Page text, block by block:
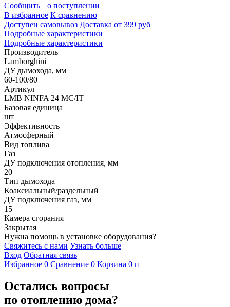
Сообщить о поступлении
В избранное К сравнению
Доступен самовывоз Доставка от 399 руб
Подробные характеристики
Подробные характеристики
Производитель
Lamborghini
ДУ дымохода, мм
60-100/80
Артикул
LMB NINFA 24 MC/IT
Базовая единица
шт
Эффективность
Атмосферный
Вид топлива
Газ
ДУ подключения отопления, мм
20
Тип дымохода
Коаксиальный/раздельный
ДУ подключения газ, мм
15
Камера сгорания
Закрытая
Нужна помощь в установке оборудования?
Свяжитесь с нами Узнать больше
Вход Обратная связь
Избранное 0 Сравнение 0 Корзина 0 п
Остались вопросы
по отоплению дома?